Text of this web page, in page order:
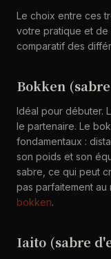
Le choix entre ces
votre pratique et de
comparatif des
Bokken
Idéal pour débuter.
le partenaire. Le
fondamentaux :
son poids et son
sabre, ce qui peut
pas parfaitement au
bokken.
Iaito (sabre